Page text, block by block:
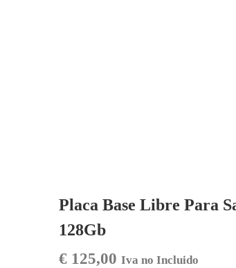
Placa Base Libre Para
128Gb
€125,00 Iva no Incluido